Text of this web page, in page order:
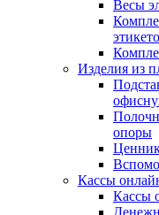
Весы
Изделия из
опоры
Кассы
Кассы